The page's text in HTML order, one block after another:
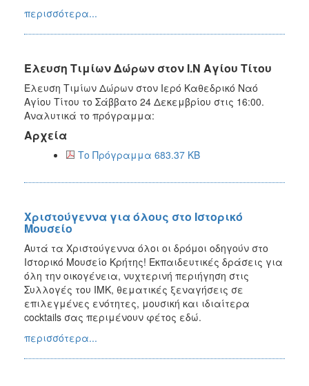
περισσότερα...
Έλευση Τιμίων Δώρων στον Ι.Ν Αγίου Τίτου
Έλευση Τιμίων Δώρων στον Ιερό Καθεδρικό Ναό
Αγίου Τίτου το Σάββατο 24 Δεκεμβρίου στις 16:00.
Αναλυτικά το πρόγραμμα:
Αρχεία
Το Πρόγραμμα 683.37 KB
Χριστούγεννα για όλους στο Ιστορικό
Μουσείο
Αυτά τα Χριστούγεννα όλοι οι δρόμοι οδηγούν στο
Ιστορικό Μουσείο Κρήτης! Εκπαιδευτικές δράσεις για
όλη την οικογένεια, νυχτερινή περιήγηση στις
Συλλογές του ΙΜΚ, θεματικές ξεναγήσεις σε
επιλεγμένες ενότητες, μουσική και ιδιαίτερα
cocktails σας περιμένουν φέτος εδώ.
περισσότερα...